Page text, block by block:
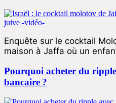
Enquête sur le cocktail
maison à Jaffa où un
Pourquoi acheter du
bancaire ?